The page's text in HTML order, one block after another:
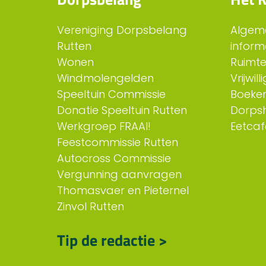
Vereniging Dorpsbelang
Rutten
Wonen
Windmolengelden
Speeltuin Commissie
Donatie Speeltuin Rutten
Werkgroep FRAAI!
Feestcommissie Rutten
Autocross Commissie
Vergunning aanvragen
Thomasvaer en Pieternel
Zinvol Rutten
Tip de redactie >